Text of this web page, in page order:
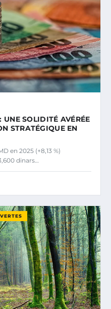
SOLIDITÉ AVÉRÉE
STRATÉGIQUE EN
en 2025 (+8,13 %)
dinars…